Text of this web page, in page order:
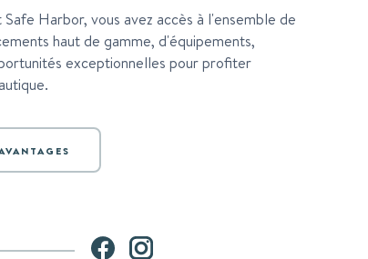
Harbor, vous avez accès à l'ensemble de
haut de gamme, d'équipements,
exceptionnelles pour profiter